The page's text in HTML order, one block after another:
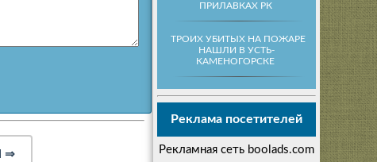
ПРИЛАВКАХ РК
ТРОИХ УБИТЫХ НА ПОЖАРЕ
НАШЛИ В УСТЬ-
КАМЕНОГОРСКЕ
Реклама посетителей
Рекламная сеть boolads.com
⇒